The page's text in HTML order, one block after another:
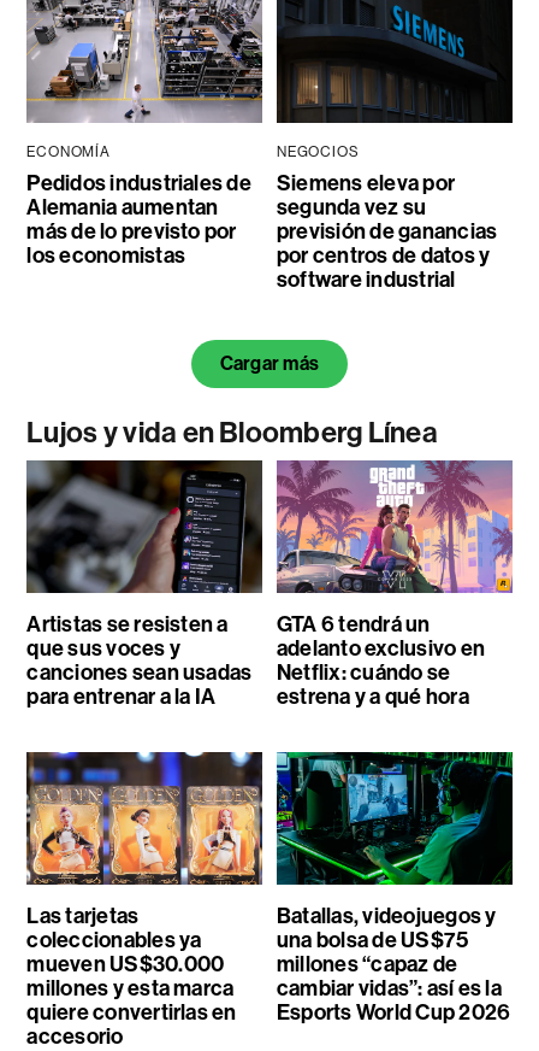
ECONOMÍA
Pedidos industriales de
Alemania aumentan
más de lo previsto por
los economistas
NEGOCIOS
Siemens eleva por
segunda vez su
previsión de ganancias
por centros de datos y
software industrial
Cargar más
Lujos y vida en Bloomberg Línea
Artistas se resisten a
que sus voces y
canciones sean usadas
para entrenar a la IA
GTA 6 tendrá un
adelanto exclusivo en
Netflix: cuándo se
estrena y a qué hora
Las tarjetas
coleccionables ya
mueven US$30.000
millones y esta marca
quiere convertirlas en
accesorio
Batallas, videojuegos y
una bolsa de US$75
millones “capaz de
cambiar vidas”: así es la
Esports World Cup 2026